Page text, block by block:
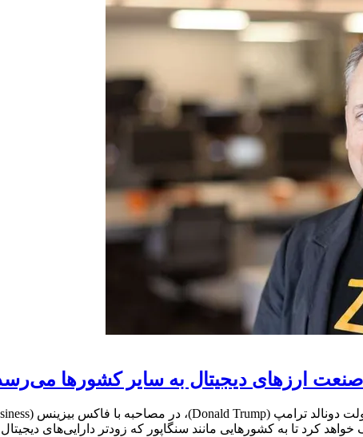
ارزهای دیجیتال به سایر کشورها
کرد تا به کشورهایی مانند سنگاپور که زودتر دارایی‌های دیجیتال